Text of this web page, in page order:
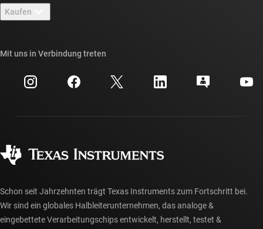
Newsroom
Veranstaltungen
Investorenbeziehungen
TI E2E™-Design-Support-Foren
Querverweis-Suche
Kundensupportzentrum
myTI-Konto FAQs
Kaufen
Häufig gestellte Fragen zu Bestellungen
Mit uns in Verbindung treten
Schon seit Jahrzehnten trägt Texas Instruments zum Fortschritt bei.
Wir sind ein globales Halbleiterunternehmen, das analoge &
eingebettete Verarbeitungschips entwickelt, herstellt, testet &